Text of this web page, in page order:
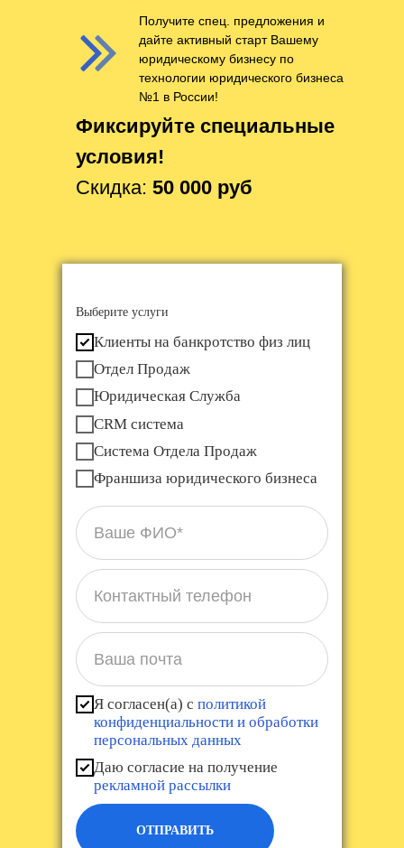
Выберите услуги
Клиенты на банкротство физ лиц
Отдел Продаж
Юридическая Служба
CRM система
Система Отдела Продаж
Франшиза юридического бизнеса
Ваше ФИО*
Контактный телефон
Ваша почта
Я согласен(а) с политикой
конфиденциальности и обработки
персональных данных
Даю согласие на получение
рекламной рассылки
ОТПРАВИТЬ
Получите спец. предложения и
дайте активный старт Вашему
юридическому бизнесу по
технологии юридического бизнеса
№1 в России!
Фиксируйте специальные
условия!
Скидка: 50 000 руб